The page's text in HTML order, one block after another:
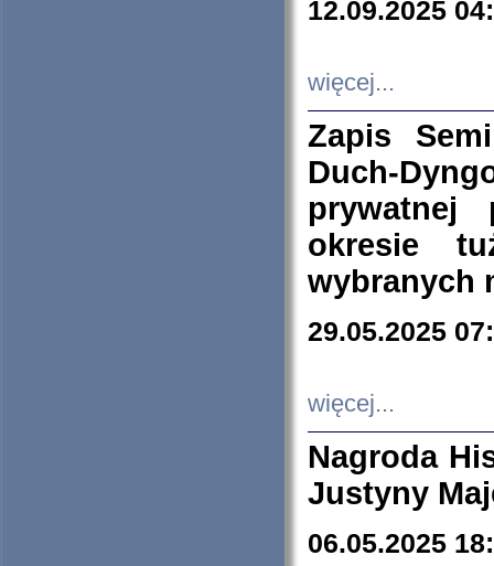
12.09.2025
więcej...
Zapis
Duch-
prywatnej
okresie
wybranych
29.05.2025
więcej...
Nagroda
Justyny
06.05.2025